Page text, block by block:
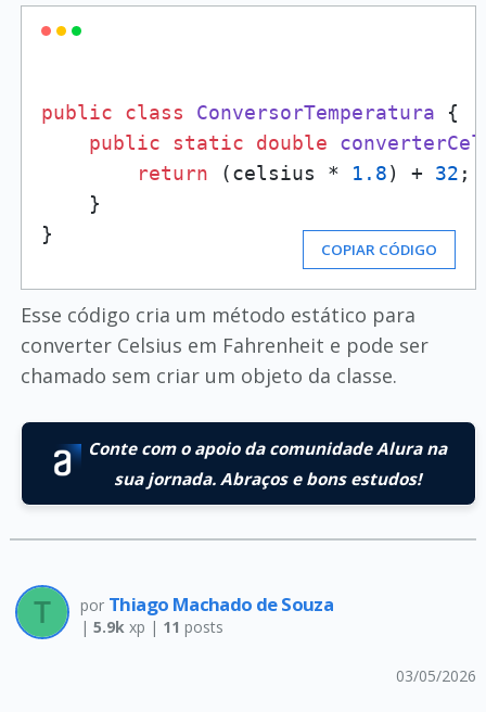
public class ConversorTemperatura {
public
static double
return (celsius * 1.8) + 32 ;
    }
}
COPIAR CÓDIGO
Esse código cria um método estático para
converter Celsius em Fahrenheit e pode ser
chamado sem criar um objeto da classe.
Conte com o apoio da comunidade Alura na
sua jornada. Abraços e bons estudos!
por Thiago Machado de Souza
| 5.9k xp | 11 posts
03/05/2026